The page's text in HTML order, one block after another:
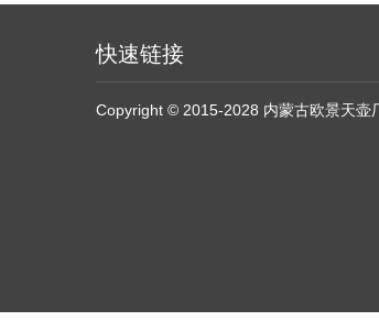
快速链接
Copyright © 2015-2028 内蒙古欧景天壶